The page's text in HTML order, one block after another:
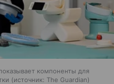
компоненты для
источник: The Guardian